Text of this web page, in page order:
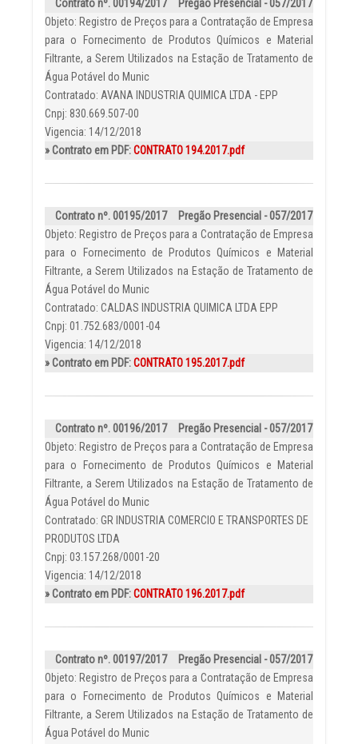
Contrato nº. 00194/2017
Pregão Presencial - 057/2017
Objeto: Registro de Preços para a Contratação de Empresa
para o Fornecimento de Produtos Químicos e Material
Filtrante, a Serem Utilizados na Estação de Tratamento de
Água Potável do Munic
Contratado: AVANA INDUSTRIA QUIMICA LTDA - EPP
Cnpj: 830.669.507-00
Vigencia: 14/12/2018
» Contrato em PDF:CONTRATO 194.2017.pdf
Contrato nº. 00195/2017
Pregão Presencial - 057/2017
Objeto: Registro de Preços para a Contratação de Empresa
para o Fornecimento de Produtos Químicos e Material
Filtrante, a Serem Utilizados na Estação de Tratamento de
Água Potável do Munic
Contratado: CALDAS INDUSTRIA QUIMICA LTDA EPP
Cnpj: 01.752.683/0001-04
Vigencia: 14/12/2018
» Contrato em PDF:CONTRATO 195.2017.pdf
Contrato nº. 00196/2017
Pregão Presencial - 057/2017
Objeto: Registro de Preços para a Contratação de Empresa
para o Fornecimento de Produtos Químicos e Material
Filtrante, a Serem Utilizados na Estação de Tratamento de
Água Potável do Munic
Contratado: GR INDUSTRIA COMERCIO E TRANSPORTES DE
PRODUTOS LTDA
Cnpj: 03.157.268/0001-20
Vigencia: 14/12/2018
» Contrato em PDF:CONTRATO 196.2017.pdf
Contrato nº. 00197/2017
Pregão Presencial - 057/2017
Objeto: Registro de Preços para a Contratação de Empresa
para o Fornecimento de Produtos Químicos e Material
Filtrante, a Serem Utilizados na Estação de Tratamento de
Água Potável do Munic